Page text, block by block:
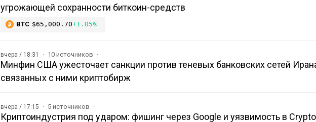
угрожающей сохранности биткоин-средств
BTC $65,000.70+1.05%
вчера / 18:31 10 источников
Минфин США ужесточает санкции против теневых банковских сетей
связанных с ними криптобирж
вчера / 17:15 5 источников
Криптоиндустрия под ударом: фишинг через Google и уязвимость в